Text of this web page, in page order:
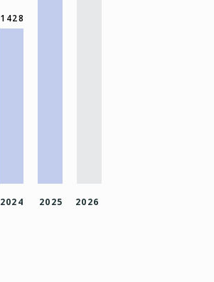
1428
2024 2025 2026